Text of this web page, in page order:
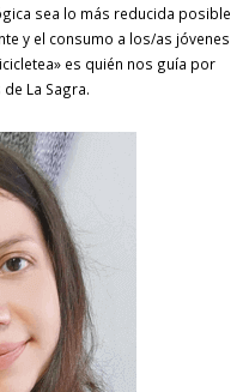
sea lo más reducida posible
y el consumo a los/as jóvenes
es quién nos guía por
La Sagra.